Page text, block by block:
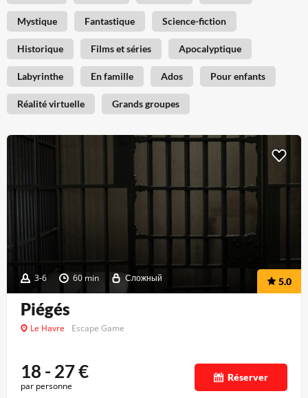
Mystique Fantastique Science-fiction
Historique Films et séries Apocalyptique
Labyrinthe En famille Ados Pour enfants
Réalité virtuelle Grands groupes
3-6 60 min Сложный 5.0
Piégés
Le Havre Escape Game
18 - 27€
par personne
Réserver